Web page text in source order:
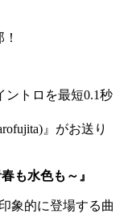
ントロを最短0.1秒
』がお送り
も水色も～』
象的に登場する曲